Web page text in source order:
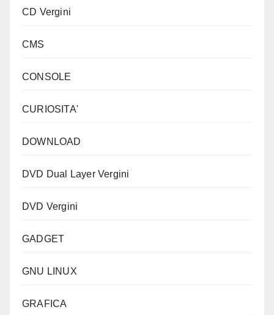
CD Vergini
CMS
CONSOLE
CURIOSITA'
DOWNLOAD
DVD Dual Layer Vergini
DVD Vergini
GADGET
GNU LINUX
GRAFICA